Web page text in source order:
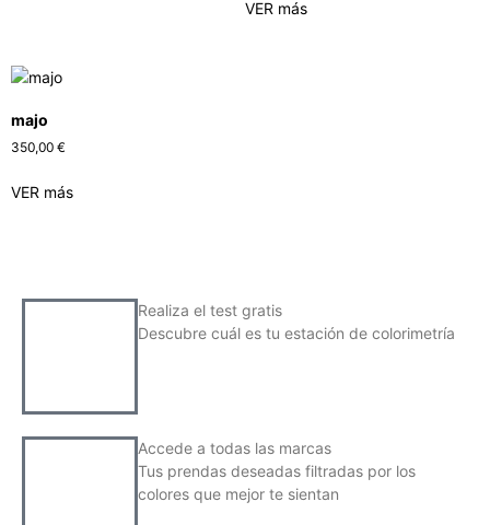
VER más
majo
350,00 €
VER más
Realiza el test gratis
Descubre cuál es tu estación de colorimetría
Accede a todas las marcas
Tus prendas deseadas filtradas por los
colores que mejor te sientan